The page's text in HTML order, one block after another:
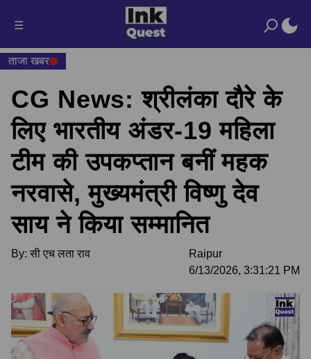
☰
ताजा खबर
CG News: श्रीलंका दौरे के
लिए भारतीय अंडर-19 महिला
टीम की उपकप्तान बनीं महक
नरवासे, मुख्यमंत्री विष्णु देव
साय ने किया सम्मानित
By: सी एच लता राव
Raipur
6/13/2026, 3:31:21 PM